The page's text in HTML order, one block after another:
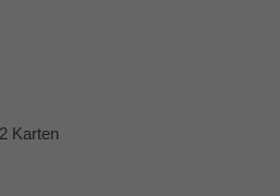
Karten